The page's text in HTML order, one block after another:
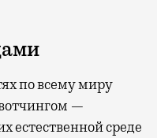
по всему миру
—
естественной среде